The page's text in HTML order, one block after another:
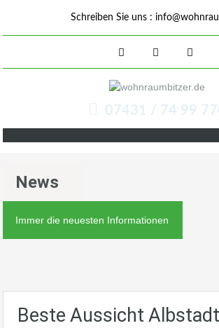
Schreiben Sie uns :
07431 / 74 99
News
Immer die neuesten Informationen
Beste Aussicht